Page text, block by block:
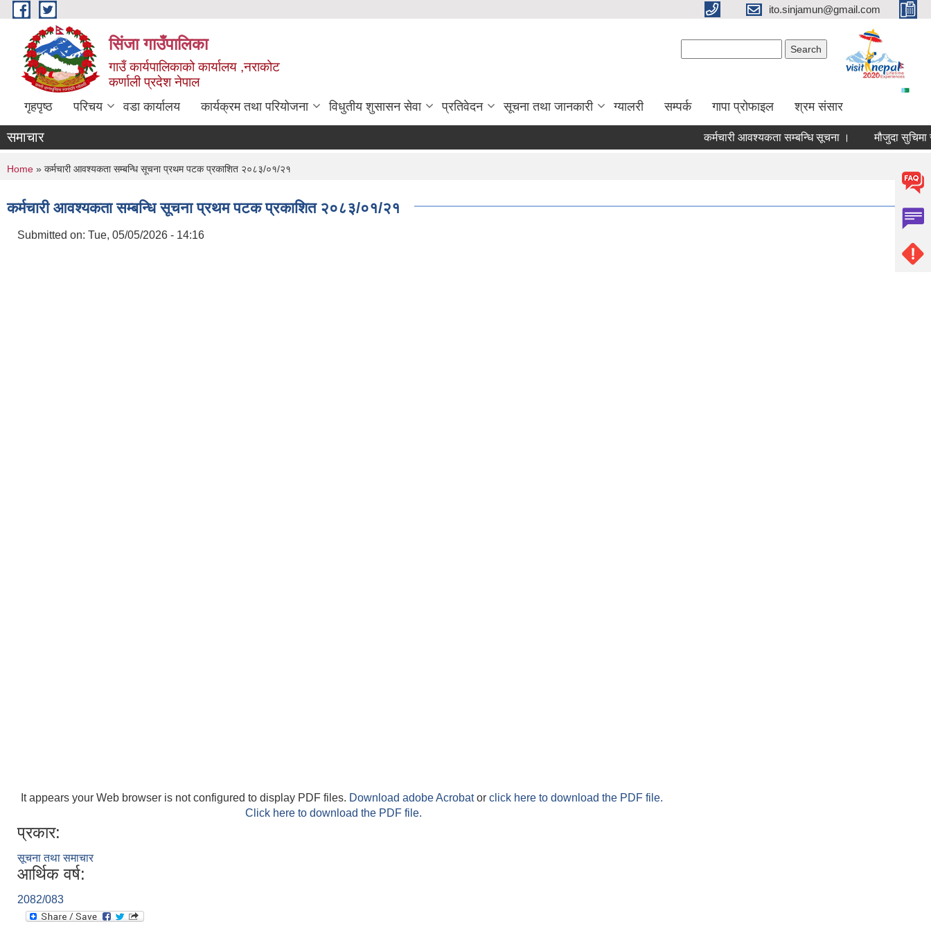
Skip to main content ito.sinjamun@gmail.com
सिंजा गाउँपालिका
गाउँ कार्यपालिकाको कार्यालय ,नराकोट
कर्णाली प्रदेश नेपाल
गृहपृष्ठ परिचय वडा कार्यालय कार्यक्रम तथा परियोजना विधुतीय शुसासन सेवा प्रतिवेदन सूचना तथा जानकारी ग्यालरी सम्पर्क गापा प्रोफाइल श्रम संसार
समाचार कर्मचारी आवश्यकता सम्बन्धि सूचना । मौजुदा सुचिमा
You are here
Home » कर्मचारी आवश्यकता सम्बन्धि सूचना प्रथम पटक प्रकाशित २०८३/०१/२१
कर्मचारी आवश्यकता सम्बन्धि सूचना प्रथम पटक प्रकाशित २०८३/०१/२१
Submitted on: Tue, 05/05/2026 - 14:16
It appears your Web browser is not configured to display PDF files. Download adobe Acrobator click here to download the PDF file.
Click here to download the PDF file.
प्रकार:
सूचना तथा समाचार
आर्थिक वर्ष:
2082/083